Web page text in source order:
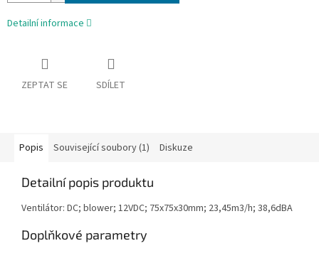
Detailní informace
ZEPTAT SE SDÍLET
Popis Související soubory (1) Diskuze
Detailní popis produktu
Ventilátor: DC; blower; 12VDC; 75x75x30mm; 23,45m3/h; 38,6dBA
Doplňkové parametry